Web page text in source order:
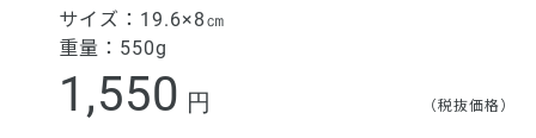
サイズ： 19.6×8㎝
重量： 550g
1,550 円 （税抜価格）